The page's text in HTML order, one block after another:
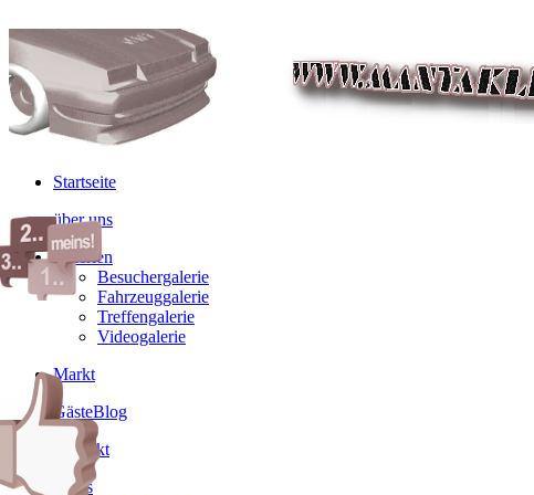
Startseite
über uns
Galerien
Besuchergalerie
Fahrzeuggalerie
Treffengalerie
Videogalerie
Markt
GästeBlog
Kontakt
Links